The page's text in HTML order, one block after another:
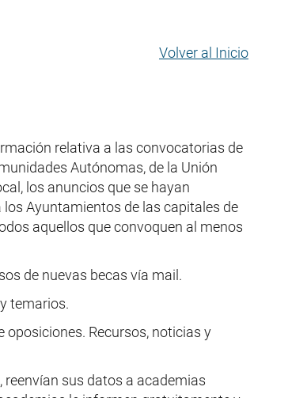
Volver al Inicio
relativa a las convocatorias de
Autónomas, de la Unión
los anuncios que se hayan
los Ayuntamientos de las capitales de
aquellos que convoquen al menos
de nuevas becas vía mail.
temarios.
Recursos, noticias y
sus datos a academias